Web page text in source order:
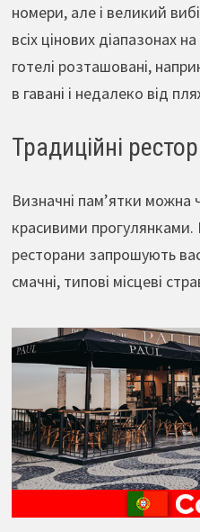
номери, але і великий
всіх цінових діапазонах
готелі розташовані,
в гавані і недалеко від
Традиційні
Визначні пам’ятки можна
красивими прогулянками.
ресторани запрошують
смачні, типові місцеві